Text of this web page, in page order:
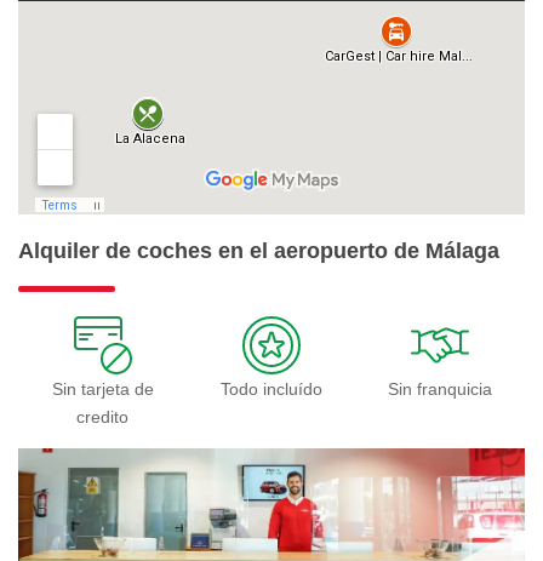
Alquiler de coches en el aeropuerto de Málaga
Sin tarjeta de
credito
Todo incluído Sin franquicia